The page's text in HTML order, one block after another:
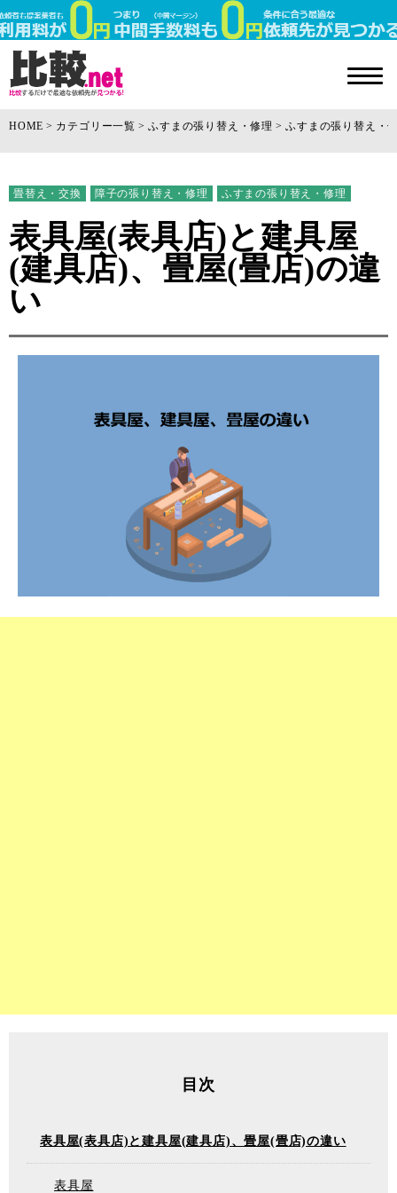
HOME カテゴリー一覧 ふすまの張り替え・修理 ふすまの張り替え・
畳替え・交換 障子の張り替え・修理 ふすまの張り替え・修理
表具屋(表具店)と建具屋
(建具店)、畳屋(畳店)の違
い
目次
表具屋(表具店)と建具屋(建具店)、畳屋(畳店)の違い
表具屋